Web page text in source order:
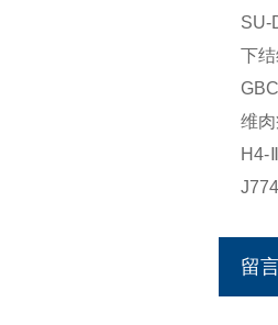
SU-
下
维
H4-
留